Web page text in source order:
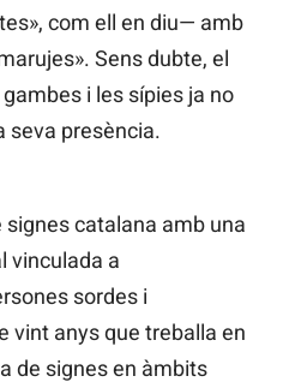
com ell en diu— amb
Sens dubte, el
i les sípies ja no
seva presència.
catalana amb una
vinculada a
sordes i
vint anys que treballa en
de signes en àmbits